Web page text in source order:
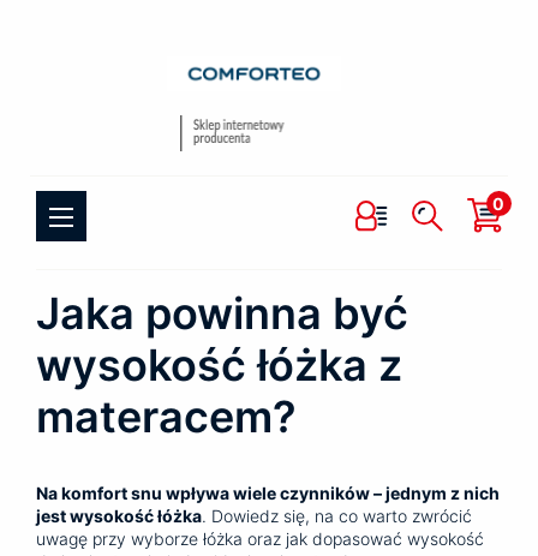
0
Jaka powinna być
wysokość łóżka z
materacem?
Na komfort snu wpływa wiele czynników – jednym z nich
jest wysokość łóżka. Dowiedz się, na co warto zwrócić
uwagę przy wyborze łóżka oraz jak dopasować wysokość